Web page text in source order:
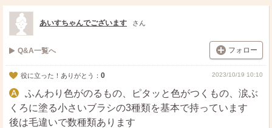
あいすちゃんでございます さん
Q&A一覧へ フォロー
役に立った！ありがとう： 0 2023/10/19 10:10
ふんわり色がのるもの、ピタッと色がつくもの、涙ぶ
くろに塗る小さいブラシの3種類を基本で持っています
後は毛違いで数種類あります